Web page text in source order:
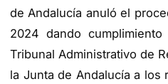
de Andalucía anuló el
2024 dando
Tribunal Administrativo de
la Junta de Andalucía a los